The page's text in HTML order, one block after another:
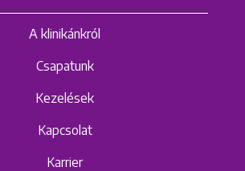
A klinikánkról
Csapatunk
Kezelések
Kapcsolat
Karrier